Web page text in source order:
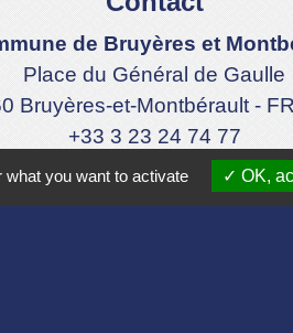
de Bruyères et
Place du Général de Gaulle
Bruyères-et-Montbérault -
+33 3 23 24 74 77
Formulaire de contact
you want to activate OK,